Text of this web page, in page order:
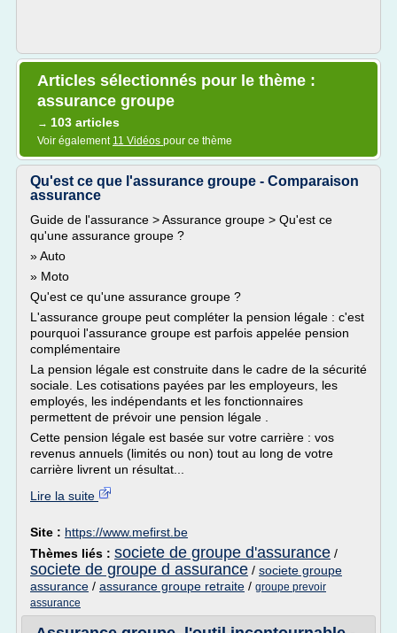
Articles sélectionnés pour le thème :
assurance groupe
→ 103 articles
Voir également 11 Vidéos pour ce thème
Qu'est ce que l'assurance groupe - Comparaison
assurance
Guide de l'assurance > Assurance groupe > Qu'est ce
qu'une assurance groupe ?
» Auto
» Moto
Qu'est ce qu'une assurance groupe ?
L'assurance groupe peut compléter la pension légale : c'est
pourquoi l'assurance groupe est parfois appelée pension
complémentaire
La pension légale est construite dans le cadre de la sécurité
sociale. Les cotisations payées par les employeurs, les
employés, les indépendants et les fonctionnaires
permettent de prévoir une pension légale .
Cette pension légale est basée sur votre carrière : vos
revenus annuels (limités ou non) tout au long de votre
carrière livrent un résultat...
Lire la suite
Site : https://www.mefirst.be
Thèmes liés : societe de groupe d'assurance /
societe de groupe d assurance / societe groupe
assurance / assurance groupe retraite / groupe prevoir
assurance